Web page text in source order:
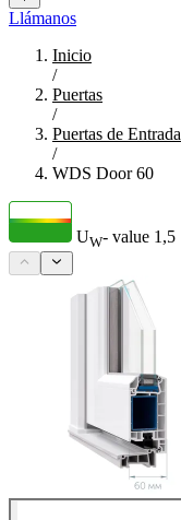
Llámanos
Inicio
/
Puertas
/
Puertas de Entrada
/
WDS Door 60
UW- value 1,5